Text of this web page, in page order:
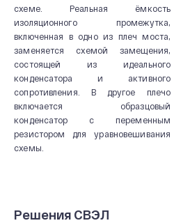
схеме. Реальная ёмкость
изоляционного промежутка,
включенная в одно из плеч моста,
заменяется схемой замещения,
состоящей из идеального
конденсатора и активного
сопротивления. В другое плечо
включается образцовый
конденсатор с переменным
резистором для уравновешивания
схемы.
Решения СВЭЛ